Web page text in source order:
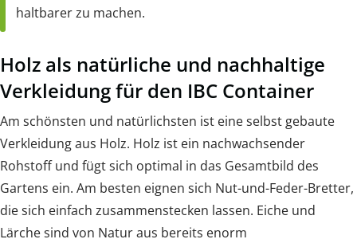
haltbarer zu machen.
Holz als natürliche und nachhaltige
Verkleidung für den IBC Container
Am schönsten und natürlichsten ist eine selbst gebaute
Verkleidung aus Holz. Holz ist ein nachwachsender
Rohstoff und fügt sich optimal in das Gesamtbild des
Gartens ein. Am besten eignen sich Nut-und-Feder-Bretter,
die sich einfach zusammenstecken lassen. Eiche und
Lärche sind von Natur aus bereits enorm